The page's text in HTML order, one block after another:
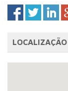
LOCALIZAÇÃO